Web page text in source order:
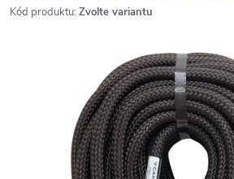
Kód produktu: Zvolte variantu